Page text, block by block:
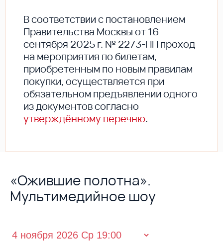
В соответствии с постановлением
Правительства Москвы от 16
сентября 2025 г. № 2273-ПП проход
на мероприятия по билетам,
приобретенным по новым правилам
покупки, осуществляется при
обязательном предъявлении одного
из документов согласно
утверждённому перечню.
«Ожившие полотна».
Мультимедийное шоу